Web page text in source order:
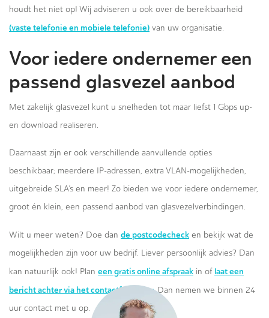
houdt het niet op! Wij adviseren u ook over de bereikbaarheid
(vaste telefonie en mobiele telefonie) van uw organisatie.
Voor iedere ondernemer een
passend glasvezel aanbod
Met zakelijk glasvezel kunt u snelheden tot maar liefst 1 Gbps up-
en download realiseren.
Daarnaast zijn er ook verschillende aanvullende opties
beschikbaar; meerdere IP-adressen, extra VLAN-mogelijkheden,
uitgebreide SLA’s en meer! Zo bieden we voor iedere ondernemer,
groot én klein, een passend aanbod van glasvezelverbindingen.
Wilt u meer weten? Doe dan de postcodecheck en bekijk wat de
mogelijkheden zijn voor uw bedrijf. Liever persoonlijk advies? Dan
kan natuurlijk ook! Plan een gratis online afspraak in of laat een
bericht achter via het contactformulier.Dan nemen we binnen 24
uur contact met u op.